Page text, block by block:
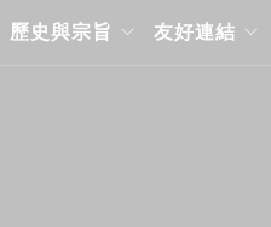
歷史與宗旨 友好連結